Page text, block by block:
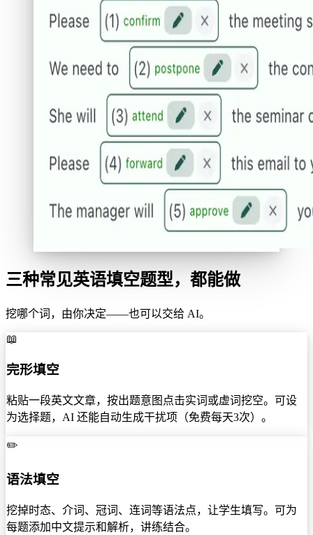
三种常见英语填空题型，都能做
挖哪个词，由你决定——也可以交给 AI。
📖
完形填空
粘贴一段英文文章，按出题意图点击实词或虚词挖空。可设
为选择题，AI 还能自动生成干扰项（免费每天3次）。
✏️
语法填空
挖掉时态、介词、冠词、连词等语法点，让学生填写。可为
每题添加中文提示和解析，讲练结合。